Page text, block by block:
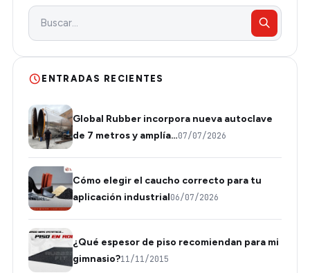
ENTRADAS RECIENTES
Global Rubber incorpora nueva autoclave
de 7 metros y amplía…07/07/2026
Cómo elegir el caucho correcto para tu
aplicación industrial06/07/2026
¿Qué espesor de piso recomiendan para mi
gimnasio?11/11/2015